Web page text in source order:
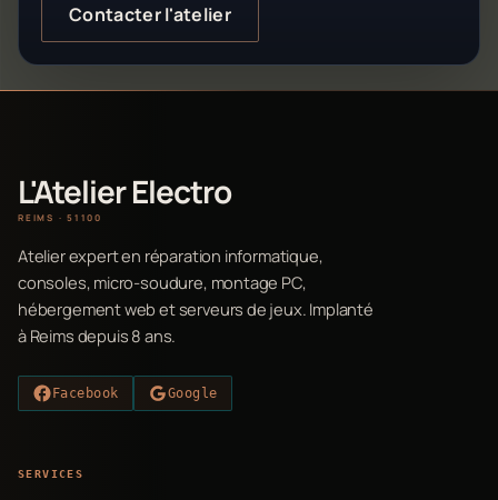
Contacter l'atelier
L'Atelier Electro
REIMS · 51100
Atelier expert en réparation informatique,
consoles, micro-soudure, montage PC,
hébergement web et serveurs de jeux. Implanté
à Reims depuis 8 ans.
Facebook Google
SERVICES